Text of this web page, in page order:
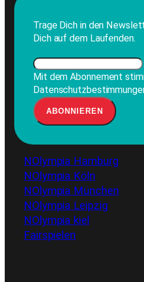
Trage Dich in den
Dich auf dem Laufenden.
Mit dem Abonnement
NOlympia Hamburg
NOlympia Köln
NOlympia München
NOlympia Leipzig
NOlympia kiel
Fairspielen